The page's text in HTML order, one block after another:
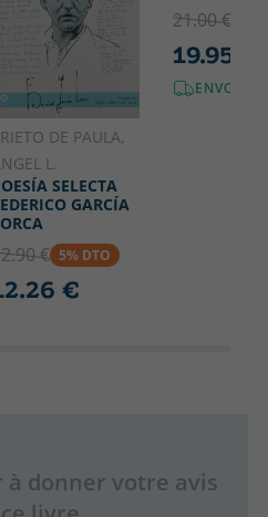
DE PAULA,
L.
SELECTA
GARCÍA
€ 5% DTO
€
21.00 €
19.95 €
ENVOI
à donner votre avis